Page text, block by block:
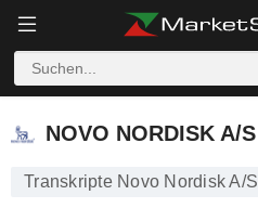
NOVO NORDISK A/S
NOVO NORDISK A/S
Transkripte Novo Nordisk A/S